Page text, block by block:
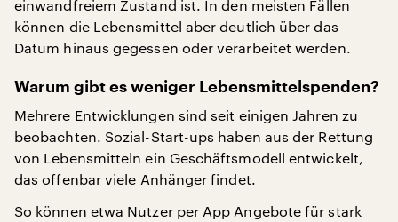
einwandfreiem Zustand ist. In den meisten Fällen
können die Lebensmittel aber deutlich über das
Datum hinaus gegessen oder verarbeitet werden.
Warum gibt es weniger Lebensmittelspenden?
Mehrere Entwicklungen sind seit einigen Jahren zu
beobachten. Sozial-Start-ups haben aus der Rettung
von Lebensmitteln ein Geschäftsmodell entwickelt,
das offenbar viele Anhänger findet.
So können etwa Nutzer per App Angebote für stark